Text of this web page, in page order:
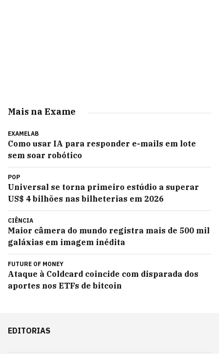
Mais na Exame
EXAMELAB
Como usar IA para responder e-mails em lote
sem soar robótico
POP
Universal se torna primeiro estúdio a superar
US$ 4 bilhões nas bilheterias em 2026
CIÊNCIA
Maior câmera do mundo registra mais de 500 mil
galáxias em imagem inédita
FUTURE OF MONEY
Ataque à Coldcard coincide com disparada dos
aportes nos ETFs de bitcoin
EDITORIAS